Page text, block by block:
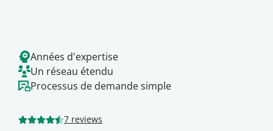
Années d'expertise
Un réseau étendu
Processus de demande simple
7 reviews